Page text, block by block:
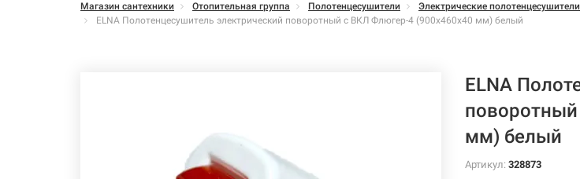
Магазин сантехники Отопительная группа Полотенцесушители
Электрические полотенцесушители
ELNA Полотенцесушитель электрический поворотный с ВКЛ Флюгер-4 (900х460х40 мм) белый
ELNA
мм) белый
Артикул: 328873